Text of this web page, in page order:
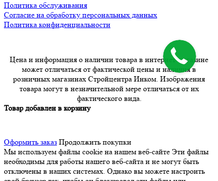
Политика обслуживания
Согласие на обработку персональных данных
Политика конфиденциальности
Цена и информация о наличии товара в интернет-магазине
может отличаться от фактической цены и наличия в
розничных магазинах Стройцентра Инком. Изображения
товара могут в незначительной мере отличаться от их
фактического вида.
Товар добавлен в корзину
Оформить заказ Продолжить покупки
Мы используем файлы cookie на нашем веб-сайте Эти файлы
необходимы для работы нашего веб-сайта и не могут быть
отключены в наших системах. Однако вы можете настроить